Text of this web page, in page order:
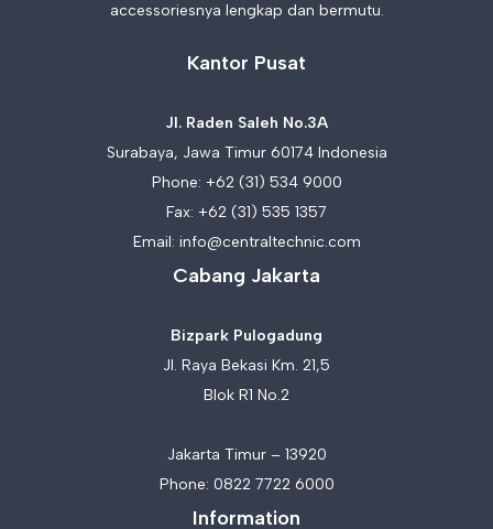
accessoriesnya lengkap dan bermutu.
Kantor Pusat
Jl. Raden Saleh No.3A
Surabaya, Jawa Timur 60174 Indonesia
Phone: +62 (31) 534 9000
Fax: +62 (31) 535 1357
Email: info@centraltechnic.com
Cabang Jakarta
Bizpark Pulogadung
Jl. Raya Bekasi Km. 21,5
Blok R1 No.2
Jakarta Timur – 13920
Phone: 0822 7722 6000
Information